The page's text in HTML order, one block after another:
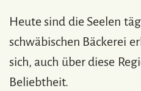
Heute sind die Seelen
schwäbischen Bäckerei
sich, auch über diese
Beliebtheit.